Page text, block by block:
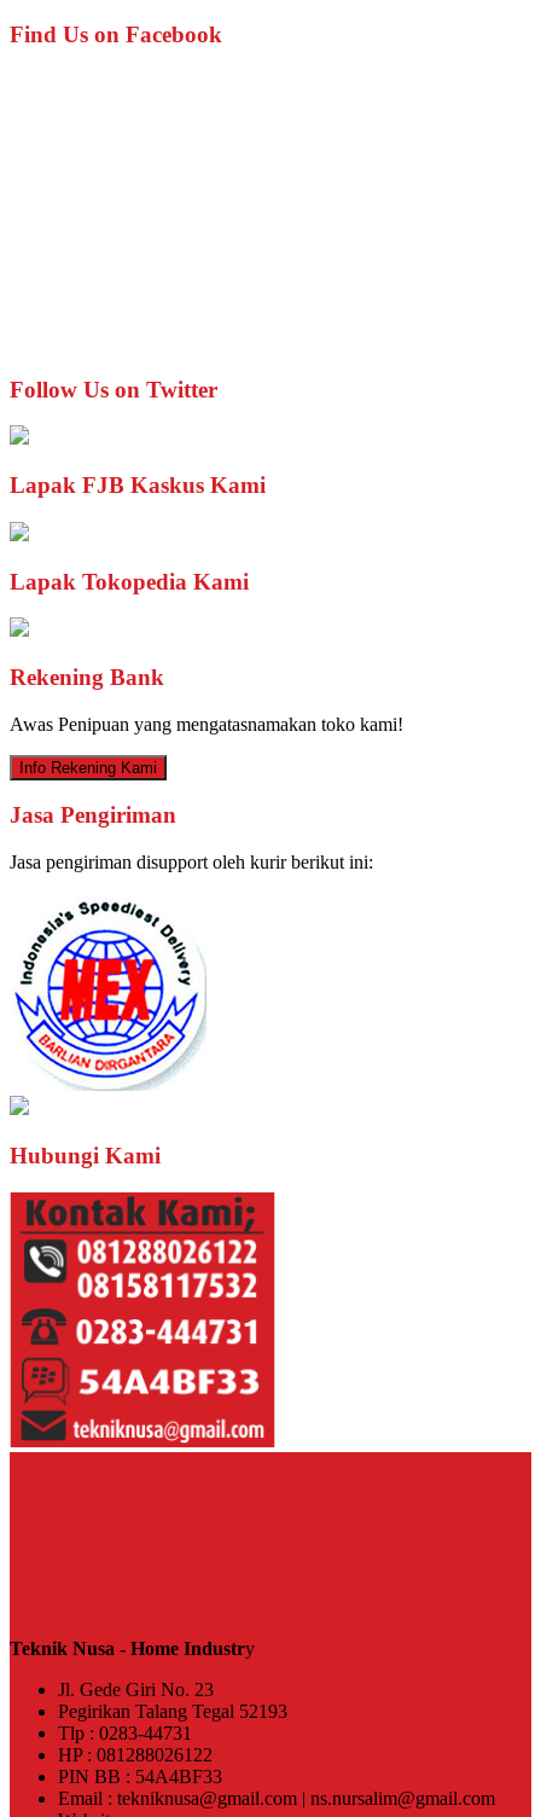
Find Us on Facebook
Follow Us on Twitter
Lapak FJB Kaskus Kami
Lapak Tokopedia Kami
Rekening Bank
Awas Penipuan yang mengatasnamakan toko kami!
Info Rekening Kami
Jasa Pengiriman
Jasa pengiriman disupport oleh kurir berikut ini:
Hubungi Kami
Teknik Nusa - Home Industry
Jl. Gede Giri No. 23
Pegirikan Talang Tegal 52193
Tlp : 0283-44731
HP : 081288026122
PIN BB : 54A4BF33
Email : tekniknusa@gmail.com | ns.nursalim@gmail.com